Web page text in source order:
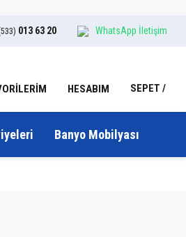
013 63 20 WhatsApp İletişim
HESABIM SEPET
Banyo Mobilyası